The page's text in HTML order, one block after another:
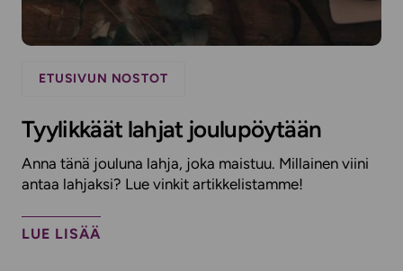
ETUSIVUN NOSTOT
Tyylikkäät lahjat joulupöytään
Anna tänä jouluna lahja, joka maistuu. Millainen viini
antaa lahjaksi? Lue vinkit artikkelistamme!
LUE LISÄÄ